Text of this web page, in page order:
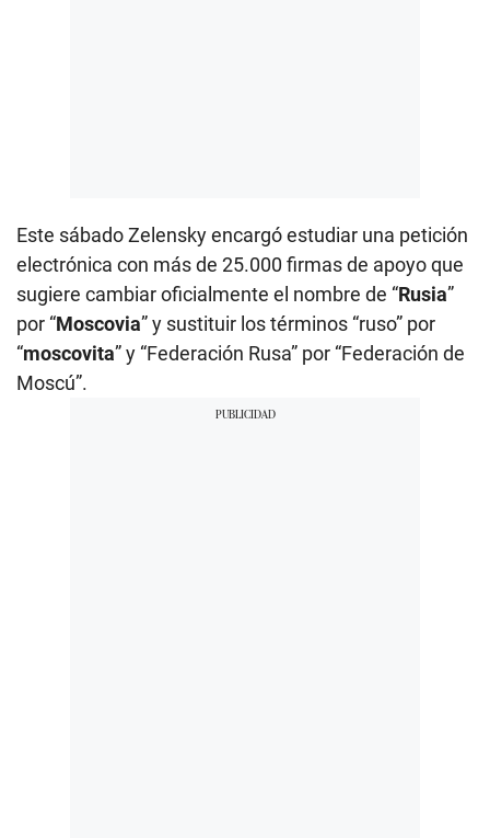
Este sábado Zelensky encargó estudiar una petición
electrónica con más de 25.000 firmas de apoyo que
sugiere cambiar oficialmente el nombre de “Rusia”
por “Moscovia” y sustituir los términos “ruso” por
“moscovita” y “Federación Rusa” por “Federación de
Moscú”.